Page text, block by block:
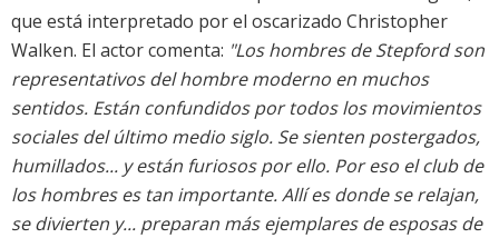
que está interpretado por el oscarizado Christopher
Walken. El actor comenta: "Los hombres de Stepford son
representativos del hombre moderno en muchos
sentidos. Están confundidos por todos los movimientos
sociales del último medio siglo. Se sienten postergados,
humillados... y están furiosos por ello. Por eso el club de
los hombres es tan importante. Allí es donde se relajan,
se divierten y... preparan más ejemplares de esposas de